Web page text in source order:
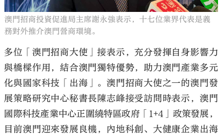
澳門招商投資促進局主席謝永強表示，十七位業界代表是義
務對外推介澳門營商環境。
多位「澳門招商大使」接表示，充分發揮自身影響力
與橋樑作用，結合澳門獨特優勢，助力澳門產業多元
化與國家科技「出海」。澳門招商大使之一的澳門發
展策略研究中心秘書長陳志峰接受訪問時表示，澳門
國際科技產業中心正圍繞特區政府「1+4」政策發展，
目前澳門迎來發展良機，內地科創、大健康企業出海